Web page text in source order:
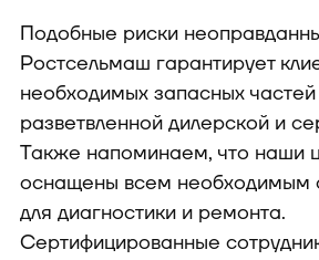
Подобные риски
Ростсельмаш гарантирует
необходимых запасных
разветвленной дилерской и
Также напоминаем, что наши
оснащены всем необходимым
для диагностики и ремонта.
Сертифицированные